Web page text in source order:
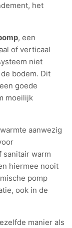
het
, een
of verticaal
niet
bodem. Dit
goede
moeilijk
aanwezig
sanitair warm
hiermee nooit
pomp
ook in de
manier als